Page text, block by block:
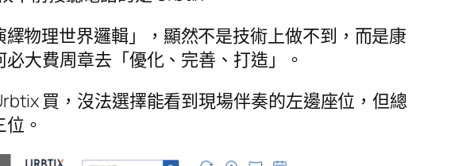
物理世界邏輯」，顯然不是技術上做不到，而是康
大費周章去「優化、完善、打造」。
買，沒法選擇能看到現場伴奏的左邊座位，但總
。